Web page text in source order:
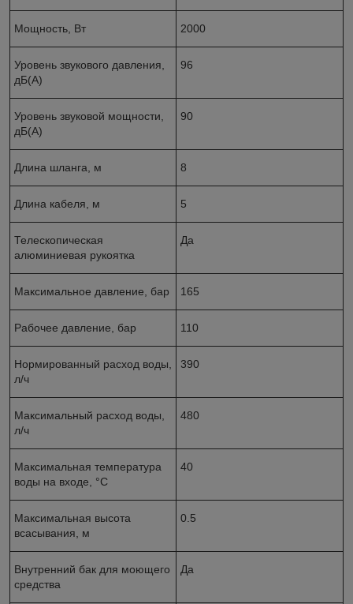
Мощность, Вт 2000
Уровень звукового давления,
дБ(А)
96
Уровень звуковой мощности,
дБ(А)
90
Длина шланга, м 8
Длина кабеля, м 5
Телескопическая
алюминиевая рукоятка
Да
Максимальное давление, бар 165
Рабочее давление, бар 110
Нормированный расход воды,
л/ч
390
Максимальный расход воды,
л/ч
480
Максимальная температура
воды на входе, °C
40
Максимальная высота
всасывания, м
0.5
Внутренний бак для моющего
средства
Да